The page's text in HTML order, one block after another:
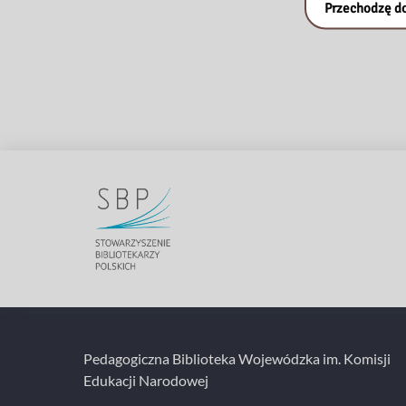
Pedagogiczna Biblioteka Wojewódzka im. Komisji
Edukacji Narodowej
Przechodzę